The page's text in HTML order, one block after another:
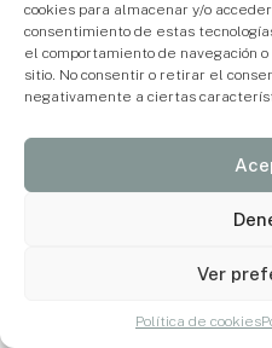
cookies para almacenar y/o
consentimiento de estas
el comportamiento de navegación
sitio. No consentir o retirar el
negativamente a ciertas
Ver
Política de cookies